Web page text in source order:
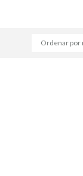
Ordenar por